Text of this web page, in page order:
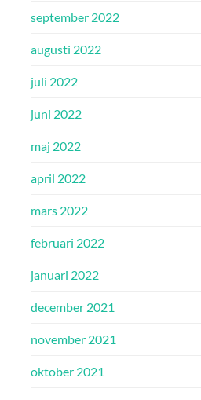
september 2022
augusti 2022
juli 2022
juni 2022
maj 2022
april 2022
mars 2022
februari 2022
januari 2022
december 2021
november 2021
oktober 2021